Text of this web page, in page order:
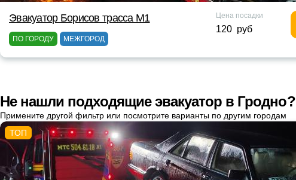
Эвакуатор Борисов трасса М1
ПО ГОРОДУ МЕЖГОРОД
Цена посадки
120 руб
Не нашли подходящие эвакуатор в Гродно?
Примените другой фильтр или посмотрите варианты по другим городам